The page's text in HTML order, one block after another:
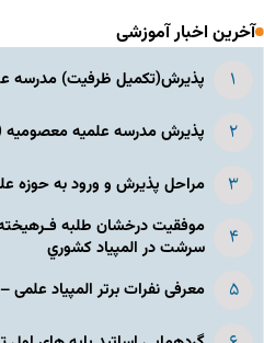
آخرین اخبار آموزشی
پذیرش(تکمیل ظرفیت) مدرسه
پذیرش مدرسه علمیه
مراحل پذیرش و ورود به حوزه
موفقیت درخشان طلبه
سرشت در المپياد كشوري
معرفی نفرات برتر المپیاد علمی